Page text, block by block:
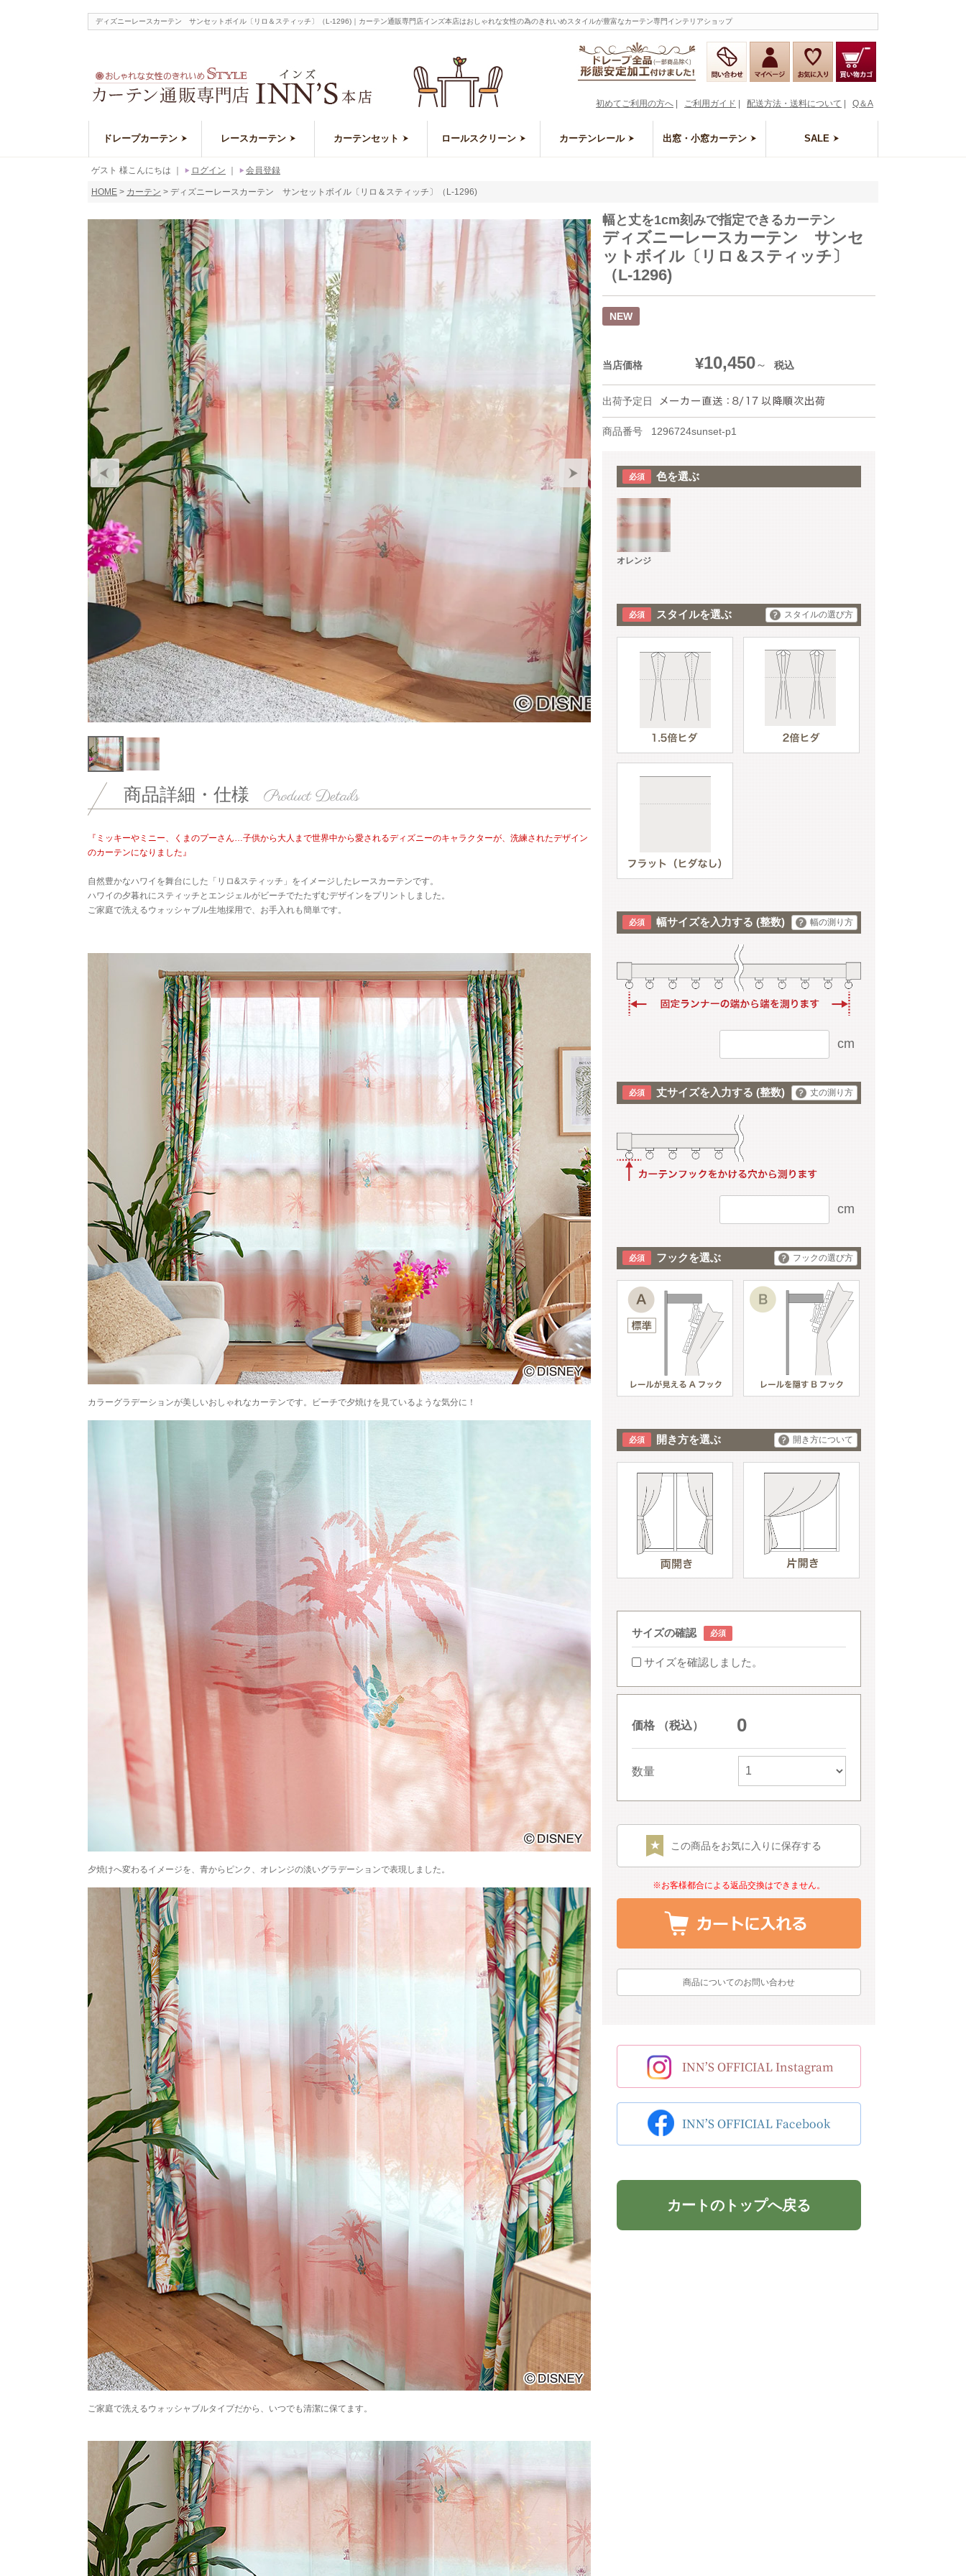
ディズニーレースカーテン サンセットボイル〔リロ＆スティッチ〕（L-1296)｜カーテン通販専門店インズ本店はおしゃれな女性の為のきれいめスタイルが豊富なカーテン専門インテリアショップ
Q＆A
配送方法・送料について
ご利用ガイド
初めてご利用の方へ
ドレープカーテン レースカーテン カーテンセット ロールスクリーン カーテンレール 出窓・小窓カーテン SALE
ゲスト 様こんにちは ログイン 会員登録
HOME カーテン ディズニーレースカーテン サンセットボイル〔リロ＆スティッチ〕（L-1296)
商品詳細・仕様
『ミッキーやミニー、くまのプーさん…子供から大人まで世界中から愛されるディズニーのキャラクターが、洗練されたデザイン
のカーテンになりました』
自然豊かなハワイを舞台にした「リロ&スティッチ」をイメージしたレースカーテンです。
ハワイの夕暮れにスティッチとエンジェルがビーチでたたずむデザインをプリントしました。
ご家庭で洗えるウォッシャブル生地採用で、お手入れも簡単です。
カラーグラデーションが美しいおしゃれなカーテンです。ビーチで夕焼けを見ているような気分に！
夕焼けへ変わるイメージを、青からピンク、オレンジの淡いグラデーションで表現しました。
ご家庭で洗えるウォッシャブルタイプだから、いつでも清潔に保てます。
幅と丈を1cm刻みで指定できるカーテン
ディズニーレースカーテン サンセ
ットボイル〔リロ＆スティッチ〕
（L-1296)
NEW
当店価格 ¥10,450 税込
出荷予定日
商品番号 1296724sunset-p1
色を選ぶ
オレンジ
スタイルを選ぶ スタイルの選び方
幅サイズを入力する (整数) 幅の測り方
cm
丈サイズを入力する (整数) 丈の測り方
cm
フックを選ぶ フックの選び方
開き方を選ぶ 開き方について
サイズの確認
サイズを確認しました。
価格 （税込） 0
数量
この商品をお気に入りに保存する
※お客様都合による返品交換はできません。
商品についてのお問い合わせ
カートのトップへ戻る